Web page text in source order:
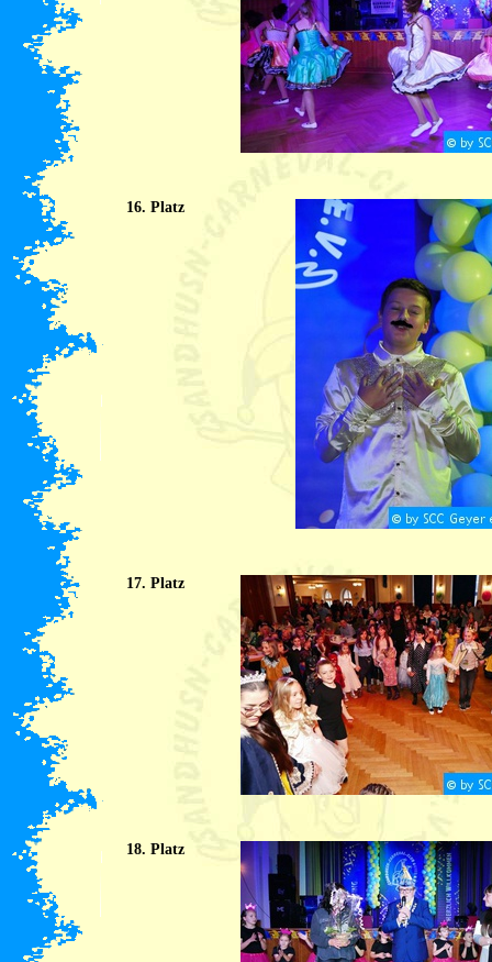
16. Platz
17. Platz
18. Platz